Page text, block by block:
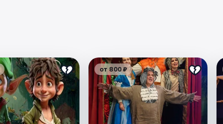
от 800 ₽